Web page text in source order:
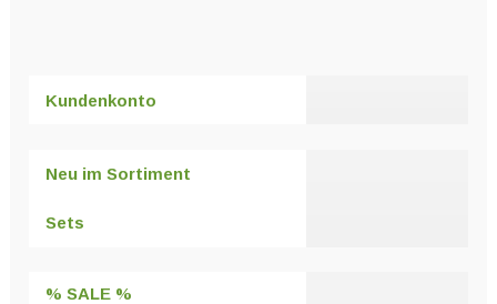
Kundenkonto
Neu im Sortiment
Sets
% SALE %